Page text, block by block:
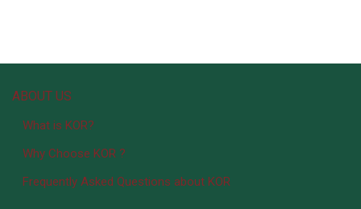
ABOUT US
What is KOR?
Why Choose KOR ?
Frequently Asked Questions about KOR